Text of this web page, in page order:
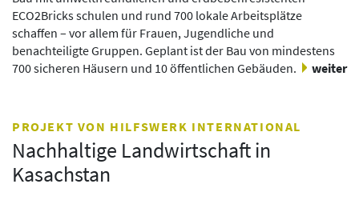
ECO2Bricks schulen und rund 700 lokale Arbeitsplätze
schaffen – vor allem für Frauen, Jugendliche und
benachteiligte Gruppen. Geplant ist der Bau von mindestens
700 sicheren Häusern und 10 öffentlichen Gebäuden.
weiter
PROJEKT VON HILFSWERK INTERNATIONAL
Nachhaltige Landwirtschaft in
Kasachstan